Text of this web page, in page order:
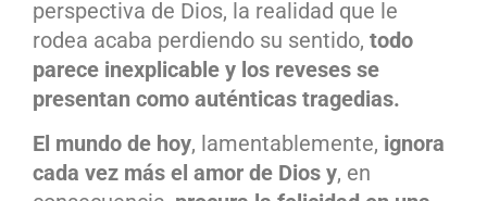
perspectiva de Dios, la realidad que le
rodea acaba perdiendo su sentido, todo
parece inexplicable y los reveses se
presentan como auténticas tragedias.
El mundo de hoy, lamentablemente, ignora
cada vez más el amor de Dios y, en